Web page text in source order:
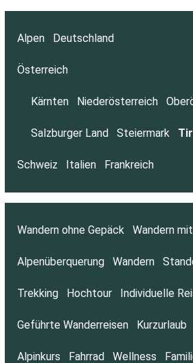
Alpen Deutschland
Österreich
Kärnten Niederösterreich
Salzburger Land Steiermark
Schweiz Italien Frankreich
Wandern ohne Gepäck Wandern
Alpenüberquerung Wandern
Trekking Hochtour Individuelle
Geführte Wanderreisen Kurzurlaub
Alpinkurs Fahrrad Wellness